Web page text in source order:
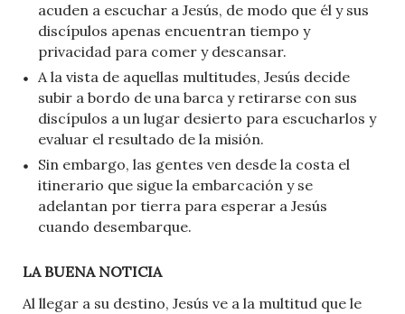
acuden a escuchar a Jesús, de modo que él y sus
discípulos apenas encuentran tiempo y
privacidad para comer y descansar.
A la vista de aquellas multitudes, Jesús decide
subir a bordo de una barca y retirarse con sus
discípulos a un lugar desierto para escucharlos y
evaluar el resultado de la misión.
Sin embargo, las gentes ven desde la costa el
itinerario que sigue la embarcación y se
adelantan por tierra para esperar a Jesús
cuando desembarque.
LA BUENA NOTICIA
Al llegar a su destino, Jesús ve a la multitud que le